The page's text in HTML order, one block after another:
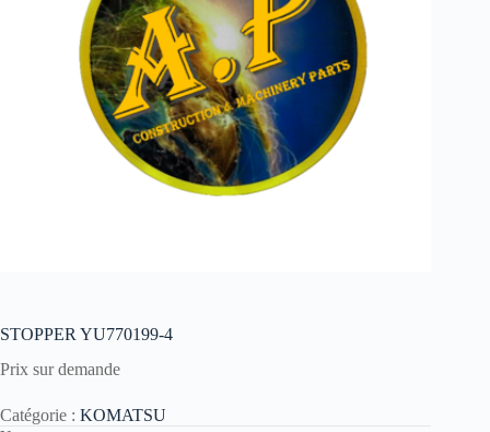
STOPPER YU770199-4
Prix sur demande
Catégorie : KOMATSU